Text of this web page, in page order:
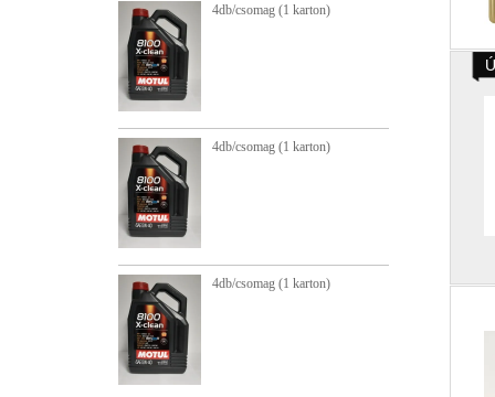
4db/csomag (1 karton)
4db/csomag (1 karton)
4db/csomag (1 karton)